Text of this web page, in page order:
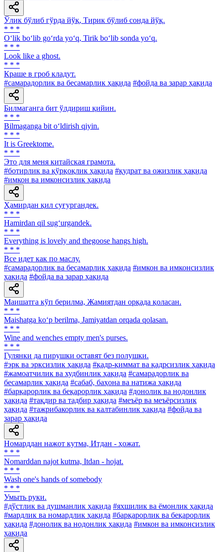
Ўлик бўлиб гўрда йўқ, Тирик бўлиб сонда йўқ.
* * *
O‘lik bo‘lib go‘rda yo‘q, Tirik bo‘lib sonda yo‘q.
* * *
Look like a ghost.
* * *
Краше в гроб кладут.
#самарадорлик ва бесамарлик ҳақида #фойда ва зарар ҳақида
Билмаганга бит ўлдириш қийин.
* * *
Bilmaganga bit o‘ldirish qiyin.
* * *
It is Greektome.
* * *
Это для меня китайская грамота.
#ботирлик ва қўрқоқлик ҳақида #қудрат ва ожизлик ҳақида
#имкон ва имконсизлик ҳақида
Ҳамирдан қил суғургандек.
* * *
Hamirdan qil sug‘urgandek.
* * *
Everything is lovely and thegoose hangs high.
* * *
Все идет как по маслу.
#самарадорлик ва бесамарлик ҳақида #имкон ва имконсизлик
ҳақида #фойда ва зарар ҳақида
Маишатга кўп берилма, Жамиятдан орқада қоласан.
* * *
Maishatga ko‘p berilma, Jamiyatdan orqada qolasan.
* * *
Wine and wenches empty men's purses.
* * *
Гулянки да пирушки оставят без полушки.
#эрк ва эрксизлик ҳақида #қадр-қиммат ва қадрсизлик ҳақида
#жамоатчилик ва худбинлик ҳақида #самарадорлик ва
бесамарлик ҳақида #сабаб, баҳона ва натижа ҳақида
#барқарорлик ва беқарорлик ҳақида #донолик ва нодонлик
ҳақида #тақдир ва тадбир ҳақида #меъёр ва меъёрсизлик
ҳақида #тажрибакорлик ва калтабинлик ҳақида #фойда ва
зарар ҳақида
Номарддан нажот кутма, Итдан - ҳожат.
* * *
Nomarddan najot kutma, Itdan - hojat.
* * *
Wash one's hands of somebody
* * *
Умыть руки.
#дўстлик ва душманлик ҳақида #яхшилик ва ёмонлик ҳақида
#мардлик ва номардлик ҳақида #барқарорлик ва беқарорлик
ҳақида #донолик ва нодонлик ҳақида #имкон ва имконсизлик
ҳақида